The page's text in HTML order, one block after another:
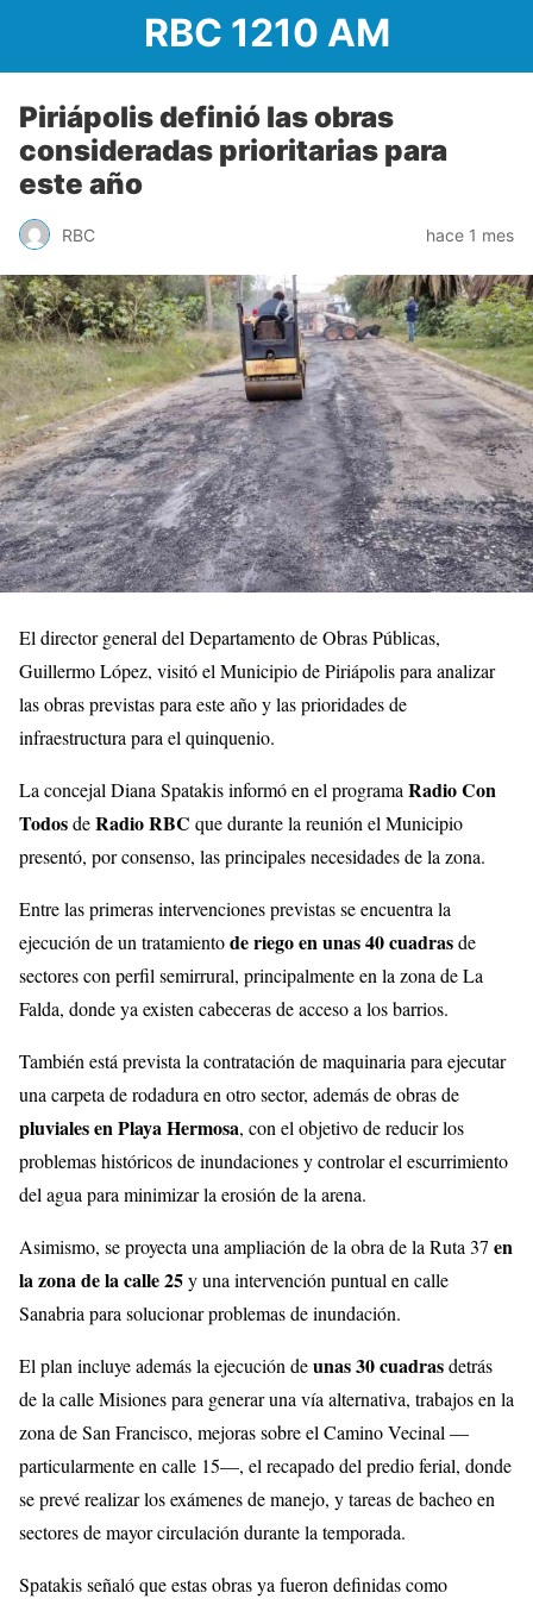
RBC 1210 AM
Piriápolis definió las obras
consideradas prioritarias para
este año
RBC hace 1 mes
El director general del Departamento de Obras Públicas,
Guillermo López, visitó el Municipio de Piriápolis para analizar
las obras previstas para este año y las prioridades de
infraestructura para el quinquenio.
La concejal Diana Spatakis informó en el programaRadio Con
TodosdeRadio RBC que durante la reunión el Municipio
presentó, por consenso, las principales necesidades de la zona.
Entre las primeras intervenciones previstas se encuentra la
ejecución de un tratamientode riego en unas 40 cuadrasde
sectores con perfil semirrural, principalmente en la zona de La
Falda, donde ya existen cabeceras de acceso a los barrios.
También está prevista la contratación de maquinaria para ejecutar
una carpeta de rodadura en otro sector, además de obras de
pluviales en Playa Hermosa, con el objetivo de reducir los
problemas históricos de inundaciones y controlar el escurrimiento
del agua para minimizar la erosión de la arena.
Asimismo, se proyecta una ampliación de la obra de la Ruta 37 en
la zona de la calle 25y una intervención puntual en calle
Sanabria para solucionar problemas de inundación.
El plan incluye además la ejecución deunas 30 cuadrasdetrás
de la calle Misiones para generar una vía alternativa, trabajos en la
zona de San Francisco, mejoras sobre el Camino Vecinal —
particularmente en calle 15—, el recapado del predio ferial, donde
se prevé realizar los exámenes de manejo, y tareas de bacheo en
sectores de mayor circulación durante la temporada.
Spatakis señaló que estas obras ya fueron definidas como